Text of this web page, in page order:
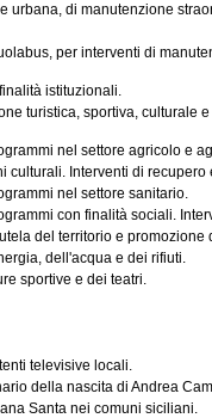
urbana, di manutenzione
per interventi di
istituzionali.
turistica, sportiva, culturale
nel settore agricolo e
culturali. Interventi di recupero
nel settore sanitario.
con finalità sociali.
del territorio e
dell'acqua e dei rifiuti.
sportive e dei teatri.
televisive locali.
della nascita di Andrea
Santa nei comuni siciliani.